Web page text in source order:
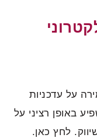
על עדכניות
באופן רציני על
לחץ כאן.